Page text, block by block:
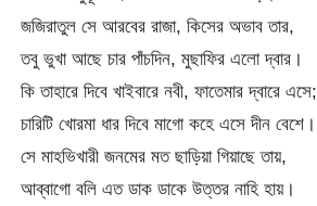
জজিরাতুল সে আরবের রাজা, কিসের অভাব তার,
তবু ভুখা আছে চার পাঁচদিন, মুছাফির এলো দ্বার।
কি তাহারে দিবে খাইবারে নবী, ফাতেমার দ্বারে এসে;
চারিটি খোরমা ধার দিবে মাগো কহে এসে দীন বেশে।
সে মাহভিখারী জনমের মত ছাড়িয়া গিয়াছে তায়,
আব্বাগো বলি এত ডাক ডাকে উত্তর নাহি হায়।